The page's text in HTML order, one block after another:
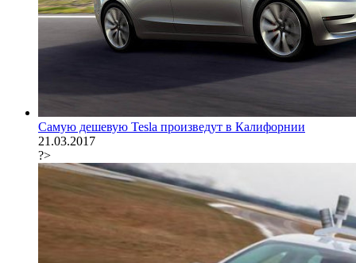
Самую дешевую Tesla произведут в Калифорнии
21.03.2017
?>